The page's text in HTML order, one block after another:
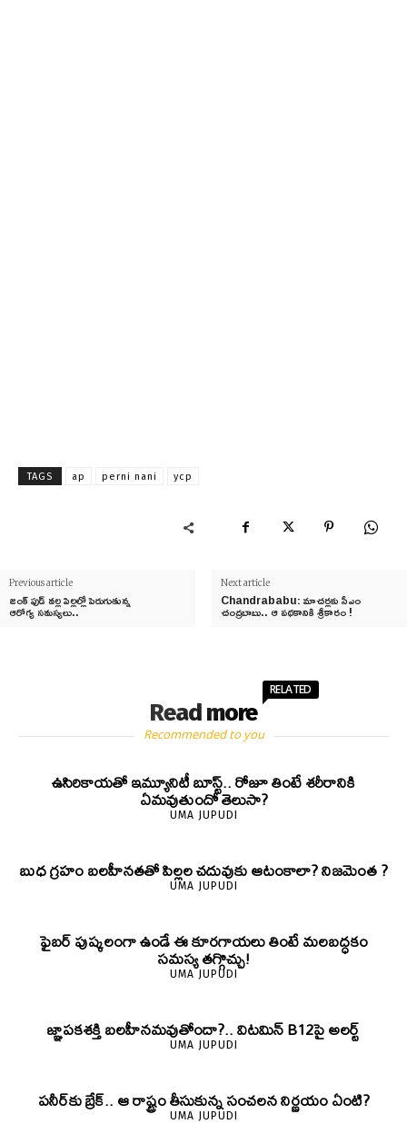
TAGS ap perni nani ycp
Previous article
జంక్ ఫుడ్ వల్ల పిల్లల్లో పెరుగుతున్న
ఆరోగ్య సమస్యలు..
Next article
Chandrababu: మాచర్లకు సీఎం
చంద్ర‌బాబు.. ఆ ప‌థ‌కానికి శ్రీకారం !
Read more
RELATED
Recommended to you
ఉసిరికాయతో ఇమ్యూనిటీ బూస్ట్‌.. రోజూ తింటే శరీరానికి
ఏమవుతుందో తెలుసా?
UMA JUPUDI
బుధ గ్రహం బలహీనతతో పిల్లల చదువుకు ఆటంకాలా? నిజమెంత ?
UMA JUPUDI
ఫైబర్‌ పుష్కలంగా ఉండే ఈ కూరగాయలు తింటే మలబద్ధకం
సమస్య తగ్గొచ్చు!
UMA JUPUDI
జ్ఞాపకశక్తి బలహీనమవుతోందా?.. విటమిన్ B12పై అలర్ట్
UMA JUPUDI
పనీర్‌కు బ్రేక్.. ఆ రాష్ట్రం తీసుకున్న సంచలన నిర్ణయం ఏంటి?
UMA JUPUDI